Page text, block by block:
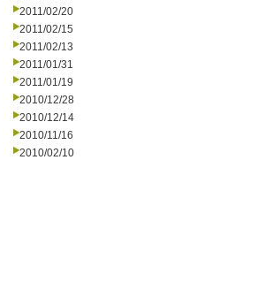
2011/02/20
2011/02/15
2011/02/13
2011/01/31
2011/01/19
2010/12/28
2010/12/14
2010/11/16
2010/02/10